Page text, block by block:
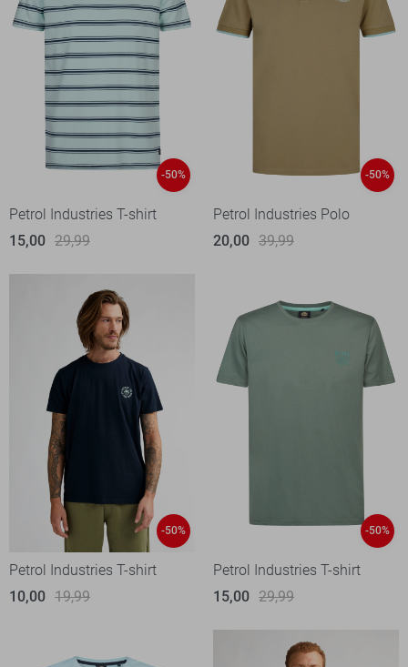
-50%
Petrol Industries T-shirt
15,00 29,99
-50%
Petrol Industries Polo
20,00 39,99
-50%
Petrol Industries T-shirt
10,00 19,99
-50%
Petrol Industries T-shirt
15,00 29,99